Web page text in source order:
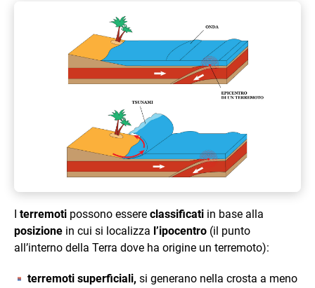
I terremoti possono essere classificati in base alla
posizione in cui si localizza l’ipocentro (il punto
all’interno della Terra dove ha origine un terremoto):
terremoti superficiali, si generano nella crosta a meno